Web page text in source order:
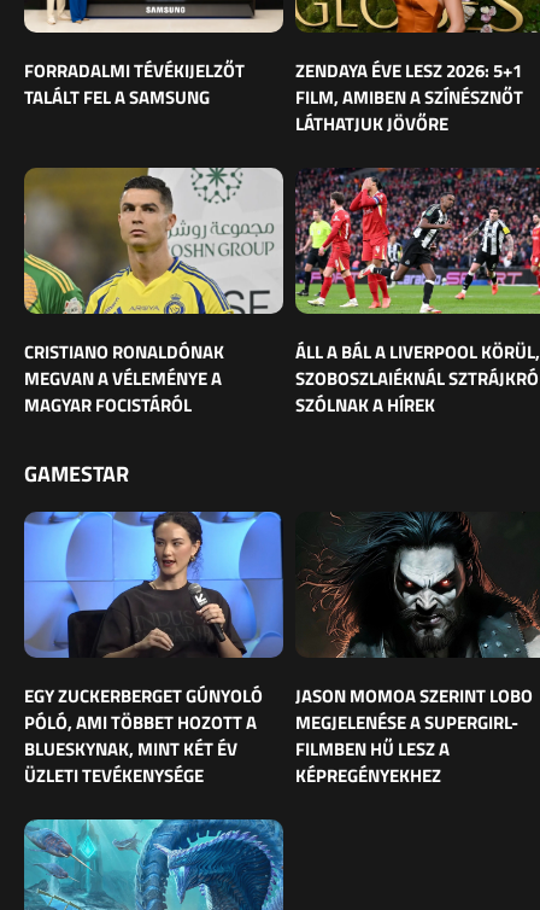
FORRADALMI TÉVÉKIJELZŐT
TALÁLT FEL A SAMSUNG
ZENDAYA ÉVE LESZ 2026: 5+1
FILM, AMIBEN A SZÍNÉSZNŐT
LÁTHATJUK JÖVŐRE
CRISTIANO RONALDÓNAK
MEGVAN A VÉLEMÉNYE A
MAGYAR FOCISTÁRÓL
ÁLL A BÁL A LIVERPOOL KÖRÜL,
SZOBOSZLAIÉKNÁL
SZÓLNAK A HÍREK
GAMESTAR
EGY ZUCKERBERGET GÚNYOLÓ
PÓLÓ, AMI TÖBBET HOZOTT A
BLUESKYNAK, MINT KÉT ÉV
ÜZLETI TEVÉKENYSÉGE
JASON MOMOA SZERINT LOBO
MEGJELENÉSE A SUPERGIRL-
FILMBEN HŰ LESZ A
KÉPREGÉNYEKHEZ